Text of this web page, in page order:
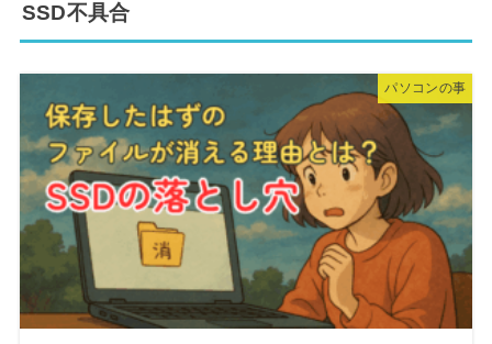
SSD不具合
パソコンの事